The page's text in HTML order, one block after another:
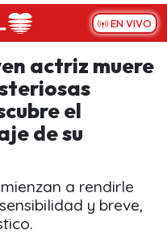
EN VIVO
actriz muere
el
de su
a rendirle
y breve,